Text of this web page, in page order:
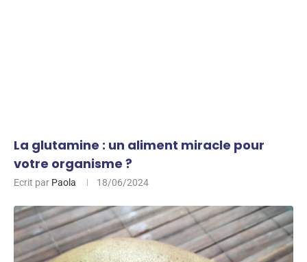
La glutamine : un aliment miracle pour
votre organisme ?
Ecrit par Paola 18/06/2024